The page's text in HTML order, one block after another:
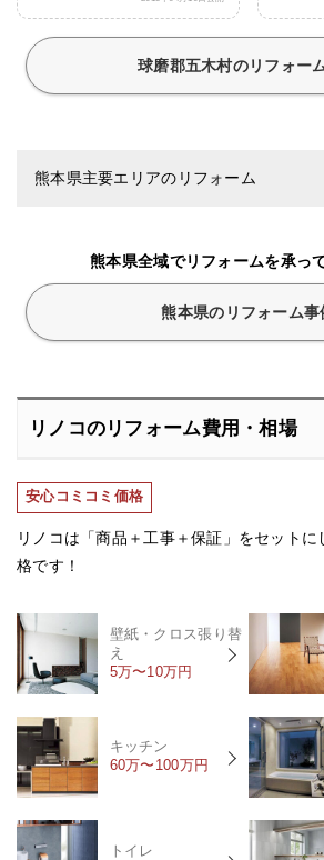
球磨郡五木村のリフォー
熊本県主要エリアのリフォーム
熊本県全域でリフォームを承っ
熊本県のリフォーム事
リノコのリフォーム費用・相場
安心コミコミ価格
リノコは「商品＋工事＋保証」をセット
格です！
壁紙・クロス張り替
え
5万〜10万円
キッチン
60万〜100万円
トイレ